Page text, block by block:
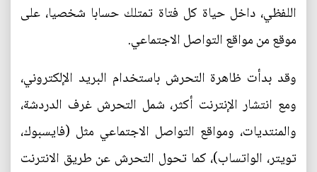
اللفظي، داخل حياة كل فتاة تمتلك حسابا شخصيا، على
موقع من مواقع التواصل الاجتماعي.
وقد بدأت ظاهرة التحرش باستخدام البريد الإلكتروني،
ومع انتشار الإنترنت أكثر، شمل التحرش غرف الدردشة،
والمنتديات، ومواقع التواصل الاجتماعي مثل (فايسبوك،
تويتر، الواتساب)، كما تحول التحرش عن طريق الانترنت